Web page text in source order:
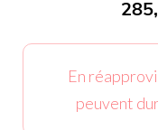
En
peuvent